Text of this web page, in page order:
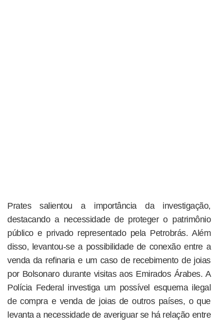
Prates salientou a importância da investigação,
destacando a necessidade de proteger o patrimônio
público e privado representado pela Petrobrás. Além
disso, levantou-se a possibilidade de conexão entre a
venda da refinaria e um caso de recebimento de joias
por Bolsonaro durante visitas aos Emirados Árabes. A
Polícia Federal investiga um possível esquema ilegal
de compra e venda de joias de outros países, o que
levanta a necessidade de averiguar se há relação entre